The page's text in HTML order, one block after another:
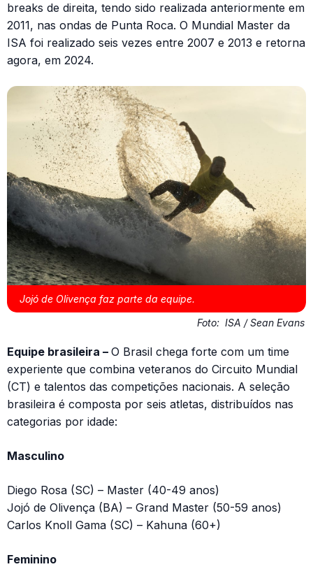
breaks de direita, tendo sido realizada anteriormente em
2011, nas ondas de Punta Roca. O Mundial Master da
ISA foi realizado seis vezes entre 2007 e 2013 e retorna
agora, em 2024.
Jojó de Olivença faz parte da equipe.
Foto: ISA / Sean Evans
Equipe brasileira – O Brasil chega forte com um time
experiente que combina veteranos do Circuito Mundial
(CT) e talentos das competições nacionais. A seleção
brasileira é composta por seis atletas, distribuídos nas
categorias por idade:
Masculino
Diego Rosa (SC) – Master (40-49 anos)
Jojó de Olivença (BA) – Grand Master (50-59 anos)
Carlos Knoll Gama (SC) – Kahuna (60+)
Feminino